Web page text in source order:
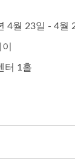
4월 23일 - 4월
터 1홀